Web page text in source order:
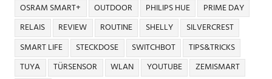
OSRAM SMART+
OUTDOOR PHILIPS HUE
PRIME DAY
RELAIS
REVIEW ROUTINE SHELLY
SILVERCREST
SMART LIFE
STECKDOSE SWITCHBOT
TIPS&TRICKS
TUYA
TÜRSENSOR WLAN YOUTUBE
ZEMISMART